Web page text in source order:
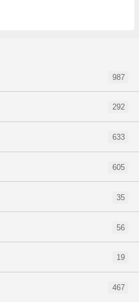
987
292
633
605
35
56
19
467